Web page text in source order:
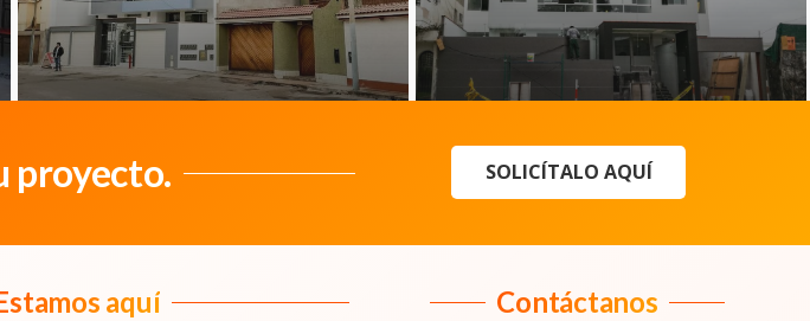
proyecto. SOLICÍTALO AQUÍ
aquí Contáctanos